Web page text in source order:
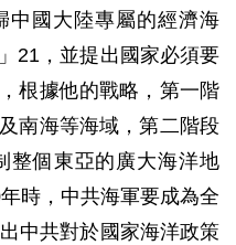
中國大陸專屬的經濟海
21，並提出國家必須要
根據他的戰略，第一階
南海等海域，第二階段
整個東亞的廣大海洋地
時，中共海軍要成為全
中共對於國家海洋政策